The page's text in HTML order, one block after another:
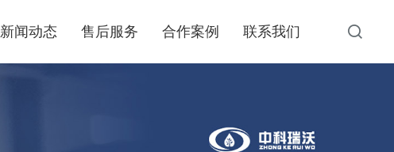
地埋式一体化医疗污水处理设备的工艺必须确保处理
后的出水水质符合标准，主要采用的三种工艺是：加
新闻动态 售后服务 合作案例 联系我们